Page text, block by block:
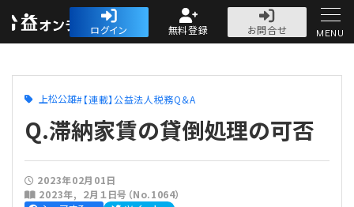
公益・一般法人オ
ログイン 無料登録
お問合せ
人気記事
MENU
上松公雄 【連載】公益法人税務Q&A
Q.滞納家賃の貸倒処理の可否
2023年02月01日
2023年
２月１日号（No.1064）